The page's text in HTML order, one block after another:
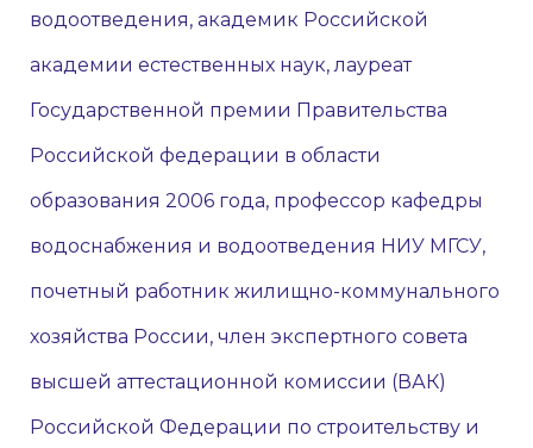
водоотведения, академик Российской
академии естественных наук, лауреат
Государственной премии Правительства
Российской федерации в области
образования 2006 года, профессор кафедры
водоснабжения и водоотведения НИУ МГСУ,
почетный работник жилищно-коммунального
хозяйства России, член экспертного совета
высшей аттестационной комиссии (ВАК)
Российской Федерации по строительству и